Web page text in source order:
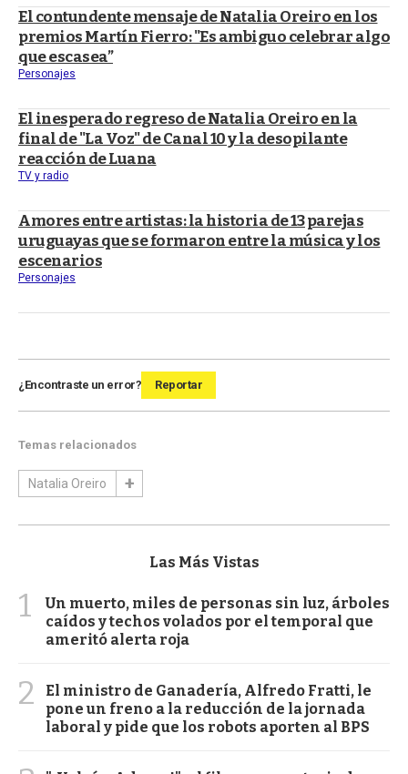
El contundente mensaje de Natalia Oreiro en los
premios Martín Fierro: "Es ambiguo celebrar algo
que escasea”
Personajes
El inesperado regreso de Natalia Oreiro en la
final de "La Voz" de Canal 10 y la desopilante
reacción de Luana
TV y radio
Amores entre artistas: la historia de 13 parejas
uruguayas que se formaron entre la música y los
escenarios
Personajes
¿Encontraste un error? Reportar
Temas relacionados
Natalia Oreiro
Las Más Vistas
1
Un muerto, miles de personas sin luz, árboles
caídos y techos volados por el temporal que
ameritó alerta roja
2
El ministro de Ganadería, Alfredo Fratti, le
pone un freno a la reducción de la jornada
laboral y pide que los robots aporten al BPS